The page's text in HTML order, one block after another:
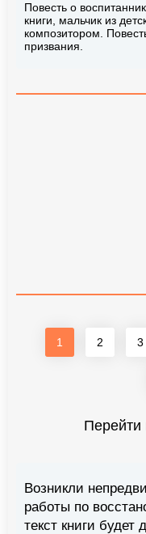
Повесть о
книги, мальчик из
композитором.
призвания.
1 2 3
Перейти
Возникли
работы по
текст книги будет